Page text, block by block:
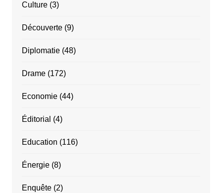
Culture(3)
Découverte(9)
Diplomatie(48)
Drame(172)
Economie(44)
Éditorial (4)
Education (116)
Énergie(8)
Enquête(2)